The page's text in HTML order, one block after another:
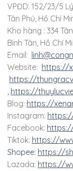
VPĐD: 152/23/5
Tân Phú, Hồ Chí
Kho hàng : 334
Bình Tân, Hồ Chí
Email:
Website: https://
https://
, https://
Blog: https://
Instagram:
Facebook:
Tiktok: https://
Shopee: https://
Lazada: https://